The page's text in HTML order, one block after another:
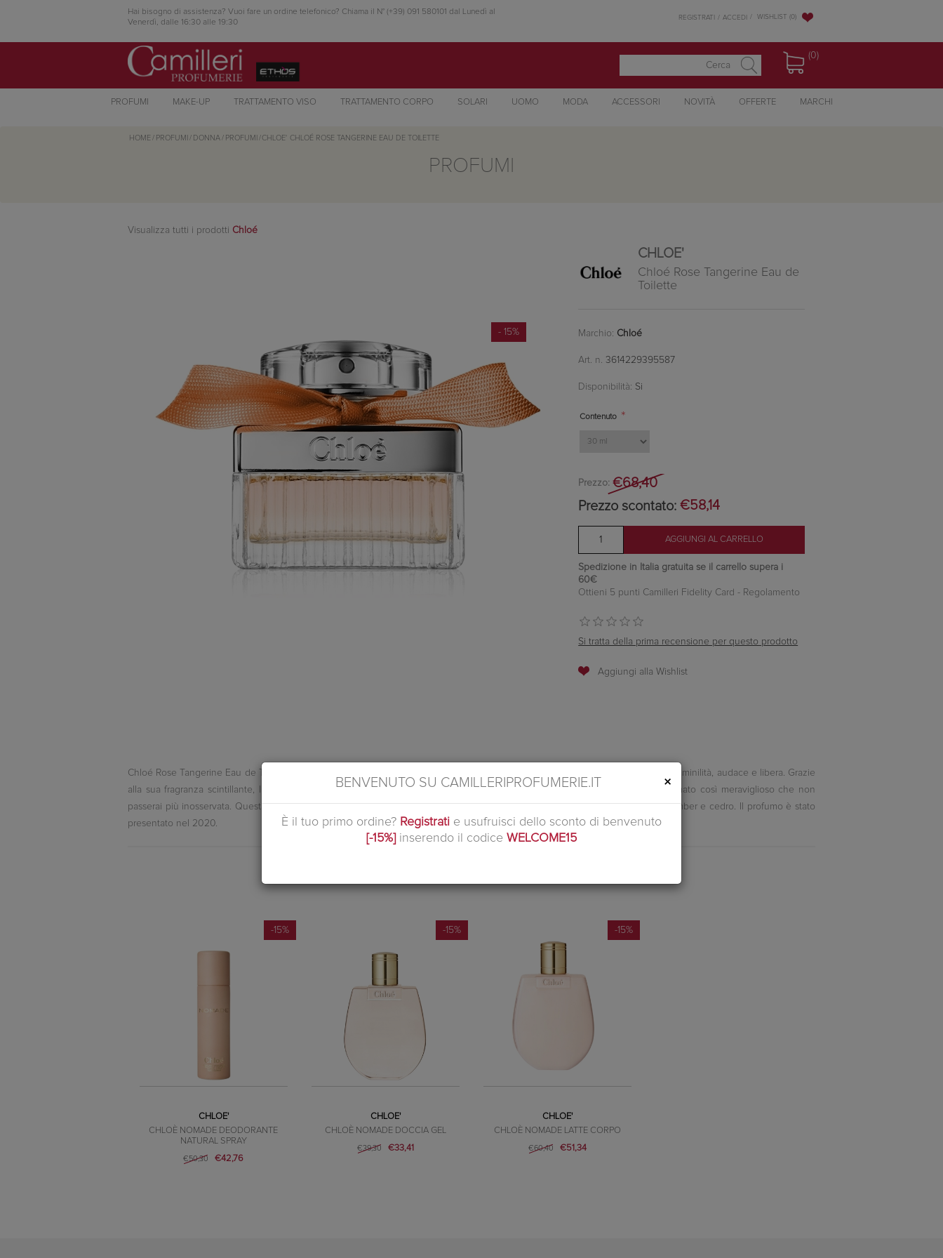
Hai bisogno di assistenza? Vuoi fare un ordine telefonico? Chiama il N° (+39) 091 580101 dal Lunedì al
Venerdì, dalle 16:30 alle 19:30
REGISTRATI ACCEDI WISHLIST (0)
(0)
PROFUMI MAKE-UP TRATTAMENTO VISO TRATTAMENTO CORPO SOLARI UOMO MODA ACCESSORI NOVITÀ OFFERTE MARCHI
HOME / PROFUMI / DONNA / PROFUMI / CHLOE' CHLOÉ ROSE TANGERINE EAU DE TOILETTE
PROFUMI
Visualizza tutti i prodotti Chloé
- 15%
CHLOE'
Chloé Rose Tangerine Eau de
Toilette
Marchio: Chloé
Art. n. 3614229395587
Disponibilità: Si
Contenuto *
Prezzo: €68,40
Prezzo scontato: €58,14
Spedizione in Italia gratuita se il carrello supera i
60€
Ottieni 5 punti Camilleri Fidelity Card - Regolamento
Si tratta della prima recensione per questo prodotto
Chloé Rose Tangerine Eau de Toilette: l'Eau de Toliette per donna Rose Tangerine di Chloé lascia che il mondo ammiri la tua femminilità, audace e libera. Grazie
alla sua fragranza scintillante, l’eau de toilette da donna Chloé Rose Tangerine la svelerà al mondo con un linguaggio profumato così meraviglioso che non
passerai più inosservata. Questa fragranza fruttata e fiorita ha come note olfattive quelle di ribes nero, mandarino, rosa, white amber e cedro. Il profumo è stato
presentato nel 2020.
-15%
CHLOE'
CHLOÈ NOMADE DEODORANTE
NATURAL SPRAY
€50,30 €42,76
-15%
CHLOE'
CHLOÈ NOMADE DOCCIA GEL
€39,30 €33,41
-15%
CHLOE'
CHLOÈ NOMADE LATTE CORPO
€60,40 €51,34
BENVENUTO SU CAMILLERIPROFUMERIE.IT ×
È il tuo primo ordine? Registrati e usufruisci dello sconto di benvenuto
[-15%] inserendo il codice WELCOME15